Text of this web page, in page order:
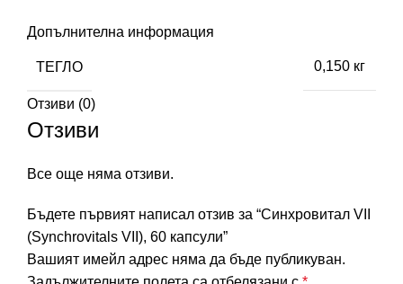
Допълнителна информация
ТЕГЛО 0,150 кг
Отзиви (0)
Отзиви
Все още няма отзиви.
Бъдете първият написал отзив за “Синхровитал VII
(Synchrovitals VII), 60 капсули”
Вашият имейл адрес няма да бъде публикуван.